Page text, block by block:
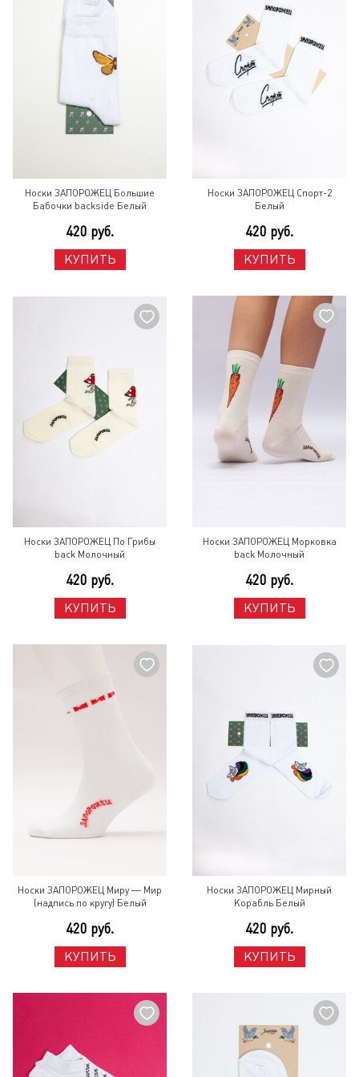
Носки ЗАПОРОЖЕЦ Большие
Бабочки backside Белый
420 руб.
КУПИТЬ
Носки ЗАПОРОЖЕЦ Спорт-2
Белый
420 руб.
КУПИТЬ
Носки ЗАПОРОЖЕЦ По Грибы
back Молочный
420 руб.
КУПИТЬ
Носки ЗАПОРОЖЕЦ Морковка
back Молочный
420 руб.
КУПИТЬ
Носки ЗАПОРОЖЕЦ Миру — Мир
(надпись по кругу) Белый
420 руб.
КУПИТЬ
Носки ЗАПОРОЖЕЦ Мирный
Корабль Белый
420 руб.
КУПИТЬ